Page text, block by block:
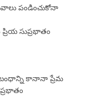
పండించుకోనా
సుప్రభాతం
కానానా ప్రేమ